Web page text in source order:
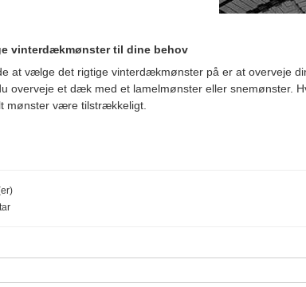
vinterdækmønster til dine behov
at vælge det rigtige vinterdækmønster på er at overveje
overveje et dæk med et lamelmønster eller snemønster.
mønster være tilstrækkeligt.